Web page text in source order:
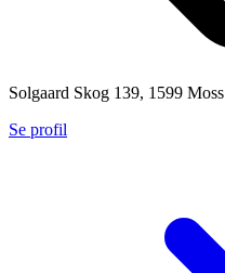
Solgaard Skog 139, 1599 Moss
Se profil